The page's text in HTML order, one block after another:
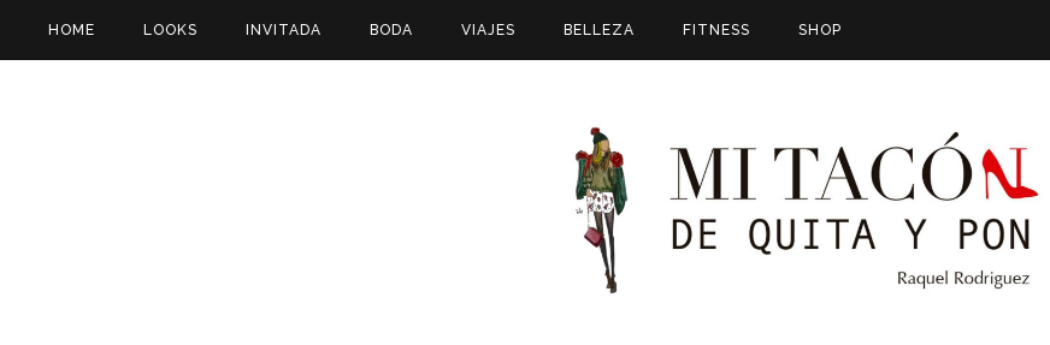
HOME LOOKS INVITADA BODA VIAJES BELLEZA FITNESS SHOP